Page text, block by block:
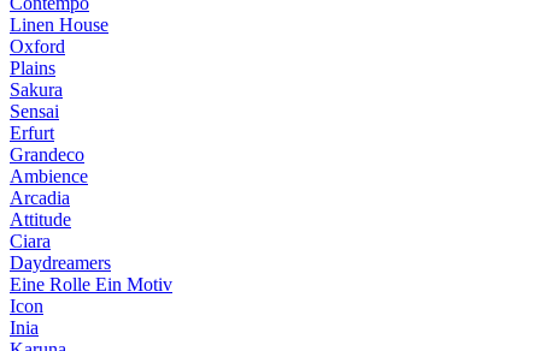
Linen House
Oxford
Plains
Sakura
Sensai
Erfurt
Grandeco
Ambience
Arcadia
Attitude
Ciara
Daydreamers
Eine Rolle Ein Motiv
Icon
Inia